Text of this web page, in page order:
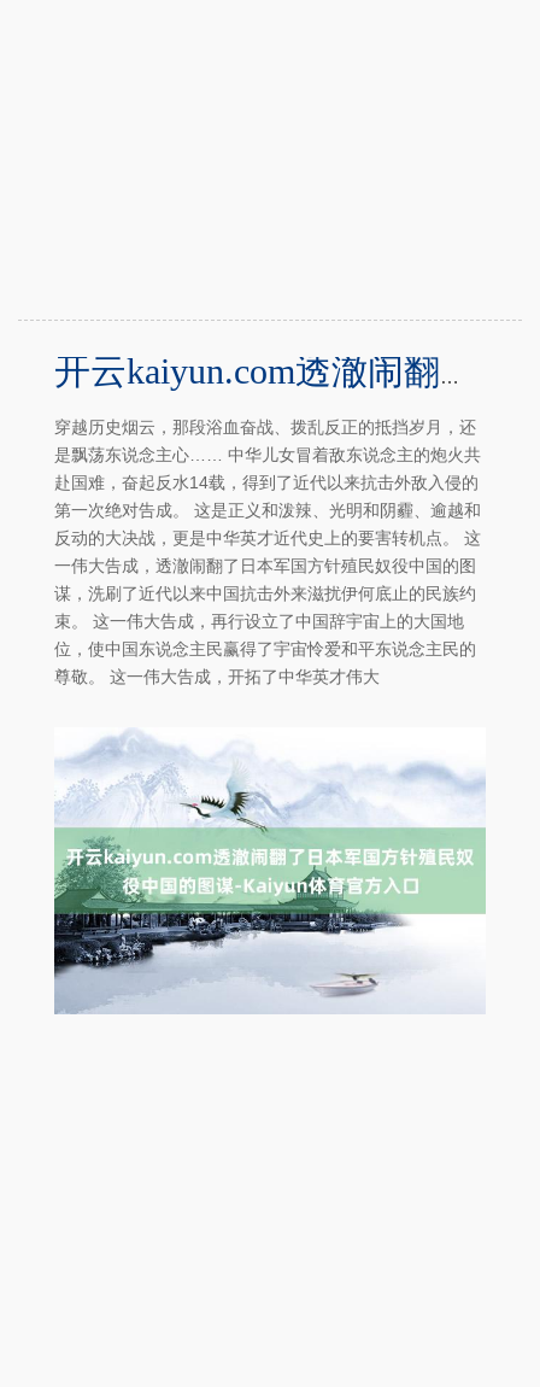
开云kaiyun.com透澈闹翻了日本军国方针殖民奴役中国的图谋-Kaiyun体育官方入口
穿越历史烟云，那段浴血奋战、拨乱反正的抵挡岁月，还
是飘荡东说念主心…… 中华儿女冒着敌东说念主的炮火共
赴国难，奋起反水14载，得到了近代以来抗击外敌入侵的
第一次绝对告成。 这是正义和泼辣、光明和阴霾、逾越和
反动的大决战，更是中华英才近代史上的要害转机点。 这
一伟大告成，透澈闹翻了日本军国方针殖民奴役中国的图
谋，洗刷了近代以来中国抗击外来滋扰伊何底止的民族约
束。 这一伟大告成，再行设立了中国辞宇宙上的大国地
位，使中国东说念主民赢得了宇宙怜爱和平东说念主民的
尊敬。 这一伟大告成，开拓了中华英才伟大